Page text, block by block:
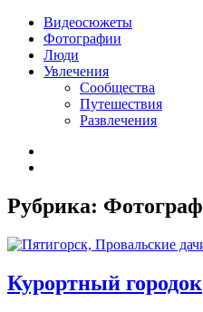
Видеосюжеты
Фотографии
Люди
Увлечения
Сообщества
Путешествия
Развлечения
Рубрика:
Курортный городок